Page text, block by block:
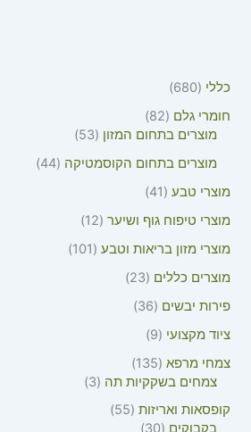
כללי
680
חומרי גלם
82
מוצרים בתחום המזון
53
מוצרים בתחום הקוסמטיקה 44
מוצרי טבע
41
מוצרי טיפוח גוף ושיער 12
מוצרי מזון בריאות וטבע
101
מוצרים כללים
23
פירות יבשים
36
ציוד מקצועי
9
צמחי מרפא 135
צמחים בשקקיות תה
3
קופסאות ואריזות 55